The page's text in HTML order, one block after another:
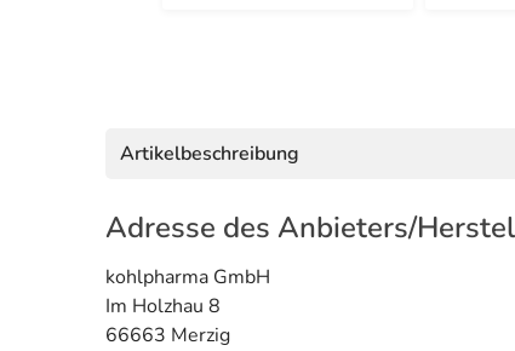
Artikelbeschreibung
Adresse des Anbieters/
kohlpharma GmbH
Im Holzhau 8
66663 Merzig